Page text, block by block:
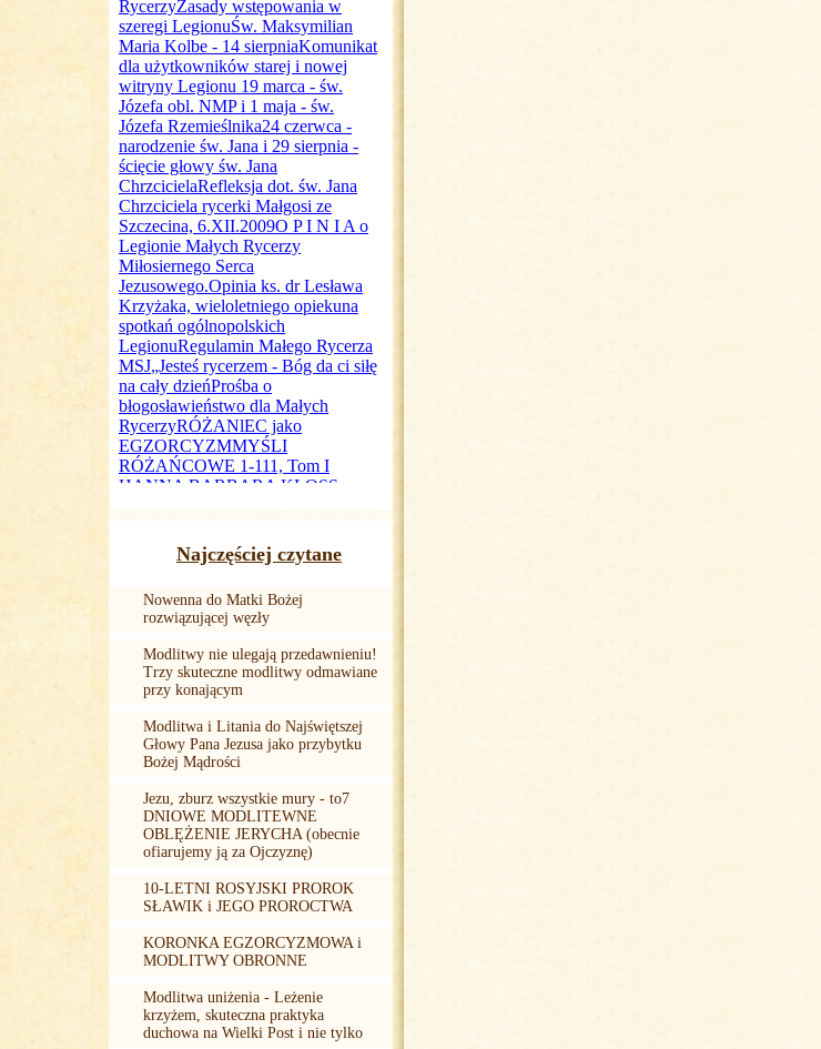
Najczęściej czytane
Nowenna do Matki Bożej
rozwiązującej węzły
Modlitwy nie ulegają przedawnieniu!
Trzy skuteczne modlitwy odmawiane
przy konającym
Modlitwa i Litania do Najświętszej
Głowy Pana Jezusa jako przybytku
Bożej Mądrości
Jezu, zburz wszystkie mury - to7
DNIOWE MODLITEWNE
OBLĘŻENIE JERYCHA (obecnie
ofiarujemy ją za Ojczyznę)
10-LETNI ROSYJSKI PROROK
SŁAWIK i JEGO PROROCTWA
KORONKA EGZORCYZMOWA i
MODLITWY OBRONNE
Modlitwa uniżenia - Leżenie
krzyżem, skuteczna praktyka
duchowa na Wielki Post i nie tylko